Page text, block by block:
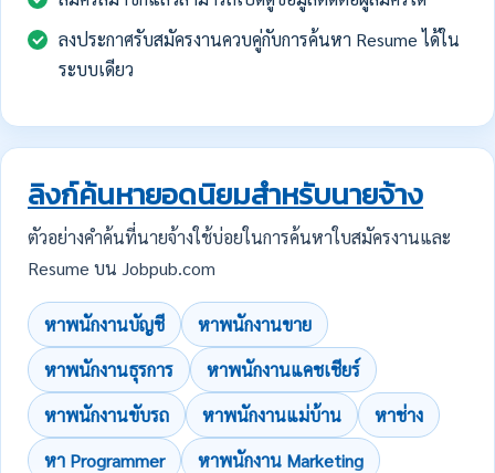
ลงประกาศรับสมัครงานควบคู่กับการค้นหา Resume ได้ใน
ระบบเดียว
ลิงก์ค้นหายอดนิยมสำหรับนายจ้าง
ตัวอย่างคำค้นที่นายจ้างใช้บ่อยในการค้นหาใบสมัครงานและ
Resume บน Jobpub.com
หาพนักงานบัญชี
หาพนักงานขาย
หาพนักงานธุรการ
หาพนักงานแคชเชียร์
หาพนักงานขับรถ
หาพนักงานแม่บ้าน
หาช่าง
หา Programmer
หาพนักงาน Marketing